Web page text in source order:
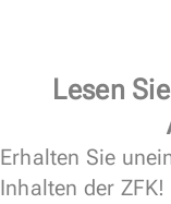
Lesen
Erhalten Sie
Inhalten der ZFK!